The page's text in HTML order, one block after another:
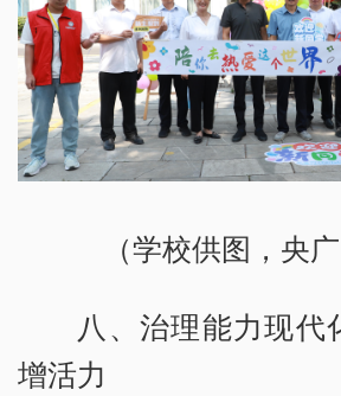
（学校供图，央广
八、治理能力现代
增活力